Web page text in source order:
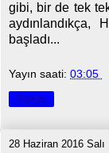
gibi, bir de tek
aydınlandıkça,
başladı...
Yayın saati: 03:05
Paylaş
28 Haziran 2016 Salı